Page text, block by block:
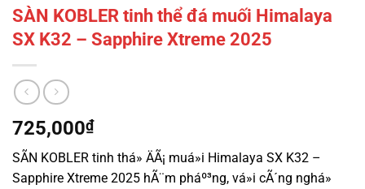
SÀN KOBLER tinh thể đá muối Himalaya
SX K32 – Sapphire Xtreme 2025
725,000₫
SÃN KOBLER tinh thá» ÄÃ¡ muá»i Himalaya SX K32 –
Sapphire Xtreme 2025 hÃ¨m pháº³ng, vá»i cÃ´ng nghá»